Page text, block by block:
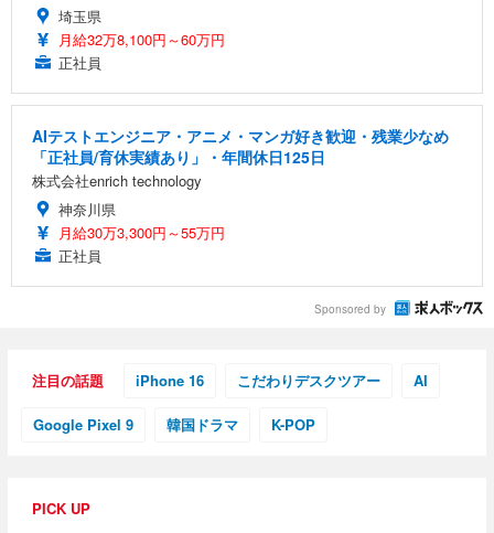
埼玉県
月給32万8,100円～60万円
正社員
AIテストエンジニア・アニメ・マンガ好き歓迎・残業少なめ
「正社員/育休実績あり」・年間休日125日
株式会社enrich technology
神奈川県
月給30万3,300円～55万円
正社員
Sponsored by
注目の話題 iPhone 16 こだわりデスクツアー AI
Google Pixel 9 韓国ドラマ K-POP
PICK UP